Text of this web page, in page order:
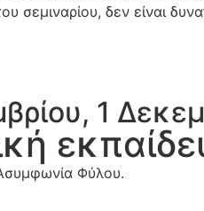
σεμιναρίου, δεν είναι
1
Φύλου.